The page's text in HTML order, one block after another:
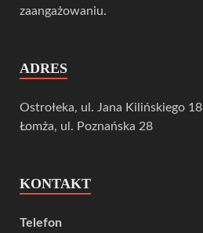
zaangażowaniu.
ADRES
Ostrołeka, ul. Jana Kilińskiego 18
Łomża, ul. Poznańska 28
KONTAKT
Telefon